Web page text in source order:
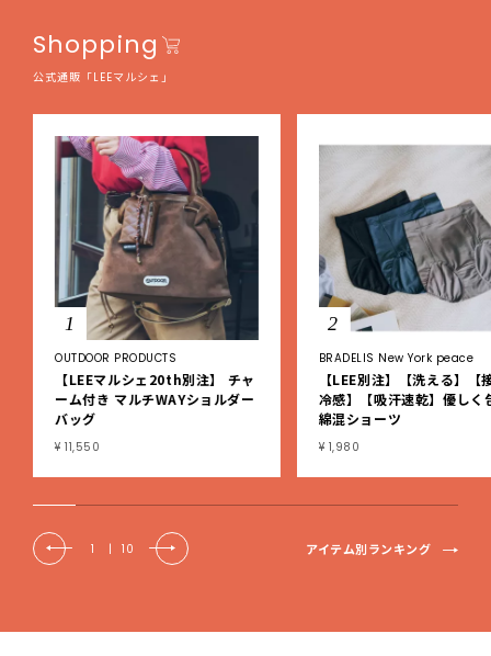
Shopping
公式通販「LEEマルシェ」
1
OUTDOOR PRODUCTS
【LEEマルシェ20th別注】 チャ
ーム付き マルチWAYショルダー
バッグ
¥ 11,550
2
BRADELIS New York peace
【LEE別注】【洗える】【
冷感】【吸汗速乾】優しく
綿混ショーツ
¥ 1,980
1 | 10 アイテム別ランキング